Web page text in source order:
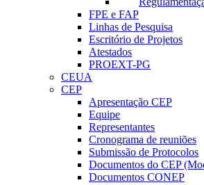
FPE e FAP
Linhas de Pesquisa
Escritório de Projetos
Atestados
PROEXT-PG
CEUA
CEP
Apresentação CEP
Equipe
Representantes
Cronograma de reuniões
Submissão de Protocolos
Documentos do CEP
Documentos CONEP